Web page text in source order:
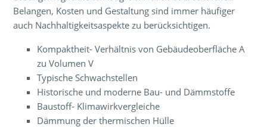
Belangen, Kosten und Gestaltung sind immer häufiger
auch Nachhaltigkeitsaspekte zu berücksichtigen.
Kompaktheit- Verhältnis von Gebäudeoberfläche A
zu Volumen V
Typische Schwachstellen
Historische und moderne Bau- und Dämmstoffe
Baustoff- Klimawirkvergleiche
Dämmung der thermischen Hülle